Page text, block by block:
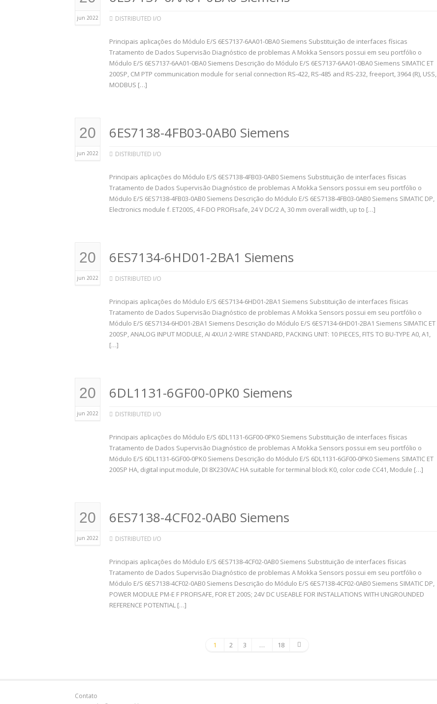
jun 2022 DISTRIBUTED I/O
Principais aplicações do Módulo E/S 6ES7137-6AA01-0BA0 Siemens Substituição de interfaces físicas
Tratamento de Dados Supervisão Diagnóstico de problemas A Mokka Sensors possui em seu portfólio o
Módulo E/S 6ES7137-6AA01-0BA0 Siemens Descrição do Módulo E/S 6ES7137-6AA01-0BA0 Siemens SIMATIC ET
200SP, CM PTP communication module for serial connection RS-422, RS-485 and RS-232, freeport, 3964 (R), USS,
MODBUS […]
20
jun 2022
6ES7138-4FB03-0AB0 Siemens
DISTRIBUTED I/O
Principais aplicações do Módulo E/S 6ES7138-4FB03-0AB0 Siemens Substituição de interfaces físicas
Tratamento de Dados Supervisão Diagnóstico de problemas A Mokka Sensors possui em seu portfólio o
Módulo E/S 6ES7138-4FB03-0AB0 Siemens Descrição do Módulo E/S 6ES7138-4FB03-0AB0 Siemens SIMATIC DP,
Electronics module f. ET200S, 4 F-DO PROFIsafe, 24 V DC/2 A, 30 mm overall width, up to […]
20
jun 2022
6ES7134-6HD01-2BA1 Siemens
DISTRIBUTED I/O
Principais aplicações do Módulo E/S 6ES7134-6HD01-2BA1 Siemens Substituição de interfaces físicas
Tratamento de Dados Supervisão Diagnóstico de problemas A Mokka Sensors possui em seu portfólio o
Módulo E/S 6ES7134-6HD01-2BA1 Siemens Descrição do Módulo E/S 6ES7134-6HD01-2BA1 Siemens SIMATIC ET
200SP, ANALOG INPUT MODULE, AI 4XU/I 2-WIRE STANDARD, PACKING UNIT: 10 PIECES, FITS TO BU-TYPE A0, A1,
[…]
20
jun 2022
6DL1131-6GF00-0PK0 Siemens
DISTRIBUTED I/O
Principais aplicações do Módulo E/S 6DL1131-6GF00-0PK0 Siemens Substituição de interfaces físicas
Tratamento de Dados Supervisão Diagnóstico de problemas A Mokka Sensors possui em seu portfólio o
Módulo E/S 6DL1131-6GF00-0PK0 Siemens Descrição do Módulo E/S 6DL1131-6GF00-0PK0 Siemens SIMATIC ET
200SP HA, digital input module, DI 8X230VAC HA suitable for terminal block K0, color code CC41, Module […]
20
jun 2022
6ES7138-4CF02-0AB0 Siemens
DISTRIBUTED I/O
Principais aplicações do Módulo E/S 6ES7138-4CF02-0AB0 Siemens Substituição de interfaces físicas
Tratamento de Dados Supervisão Diagnóstico de problemas A Mokka Sensors possui em seu portfólio o
Módulo E/S 6ES7138-4CF02-0AB0 Siemens Descrição do Módulo E/S 6ES7138-4CF02-0AB0 Siemens SIMATIC DP,
POWER MODULE PM-E F PROFISAFE, FOR ET 200S; 24V DC USEABLE FOR INSTALLATIONS WITH UNGROUNDED
REFERENCE POTENTIAL […]
1 2 3 … 18
Contato